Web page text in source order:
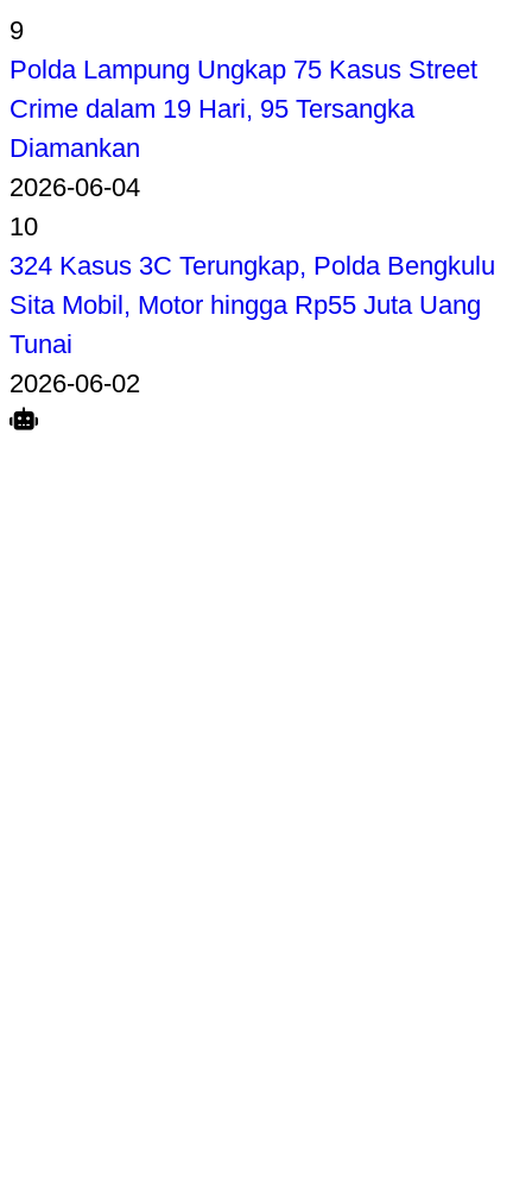
9
Polda Lampung Ungkap 75 Kasus Street
Crime dalam 19 Hari, 95 Tersangka
Diamankan
2026-06-04
10
324 Kasus 3C Terungkap, Polda Bengkulu
Sita Mobil, Motor hingga Rp55 Juta Uang
Tunai
2026-06-02